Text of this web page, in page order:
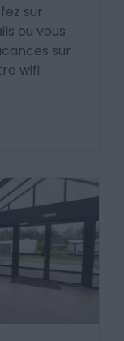
sur
ou vous
sur
wifi.